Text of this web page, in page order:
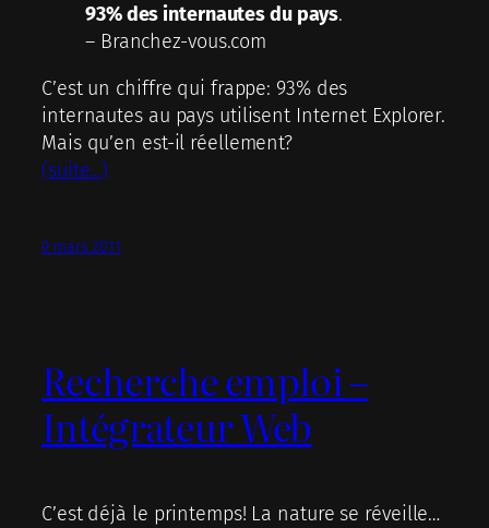
93% des internautes du pays.
– Branchez-vous.com
C’est un chiffre qui frappe: 93% des
internautes au pays utilisent Internet Explorer.
Mais qu’en est-il réellement?
(suite…)
9 mars 2011
Recherche emploi –
Intégrateur Web
C’est déjà le printemps! La nature se réveille…